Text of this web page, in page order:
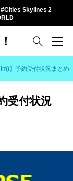
#Cities Skylines 2

】予約受付状況まとめ
受付状況